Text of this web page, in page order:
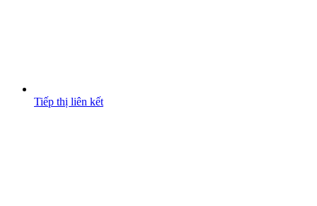
Tiếp thị liên kết